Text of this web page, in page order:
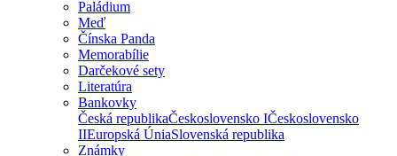
Paládium
Meď
Čínska Panda
Memorabílie
Darčekové sety
Literatúra
Bankovky
Česká republikaČeskoslovensko IČeskoslovensko
IIEuropská ÚniaSlovenská republika
Známky